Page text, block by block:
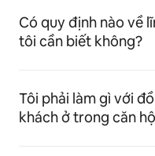
Có quy định nào về
tôi cần biết không?
Tôi phải làm gì với
khách ở trong căn